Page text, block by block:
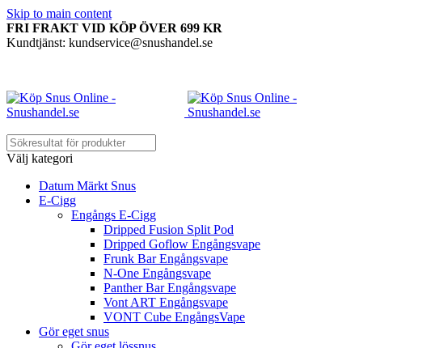
Skip to main content
FRI FRAKT VID KÖP ÖVER 699 KR
Kundtjänst: kundservice@snushandel.se
Välj kategori
Datum Märkt Snus
E-Cigg
Engångs E-Cigg
Dripped Fusion Split Pod
Dripped Goflow Engångsvape
Frunk Bar Engångsvape
N-One Engångsvape
Panther Bar Engångsvape
Vont ART Engångsvape
VONT Cube EngångsVape
Gör eget snus